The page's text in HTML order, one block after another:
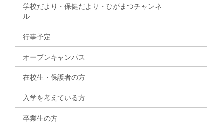
学校だより・保健だより・ひがまつチャンネ
ル
行事予定
オープンキャンパス
在校生・保護者の方
入学を考えている方
卒業生の方